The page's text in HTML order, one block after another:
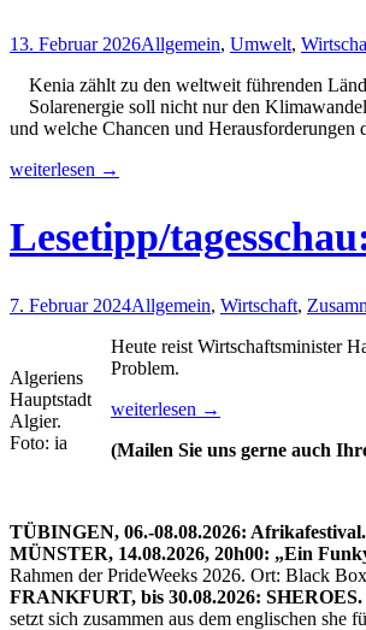
13. Februar 2026Allgemein, Umwelt,
Kenia zählt zu den weltweit führenden
Solarenergie soll nicht nur den
und welche Chancen und Herausforderungen
Kenia:
erneuerbare
Energie
weiterlesen →
Lesetipp/
7. Februar 2024Allgemein, Wirtschaft,
Algeriens
Hauptstadt
Algier.
Foto: ia
Heute reist Wirtschaftsminister
Problem.
Lesetipp/tagesschau:
der
Habeck
in
Algerien
weiterlesen →
(Mailen Sie uns gerne auch
TÜBINGEN, 06.-08.08.2026: Afrikafestival.
MÜNSTER, 14.08.2026, 20h00: „Ein
Rahmen der PrideWeeks 2026. Ort: Black
FRANKFURT, bis 30.08.2026:
setzt sich zusammen aus dem englischen